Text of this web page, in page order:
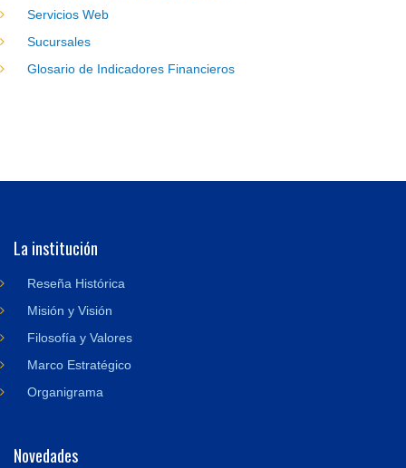
Servicios Web
Sucursales
Glosario de Indicadores Financieros
La institución
Reseña Histórica
Misión y Visión
Filosofía y Valores
Marco Estratégico
Organigrama
Novedades